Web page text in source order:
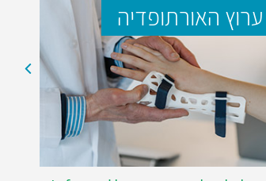
ערוץ האורתופדיה